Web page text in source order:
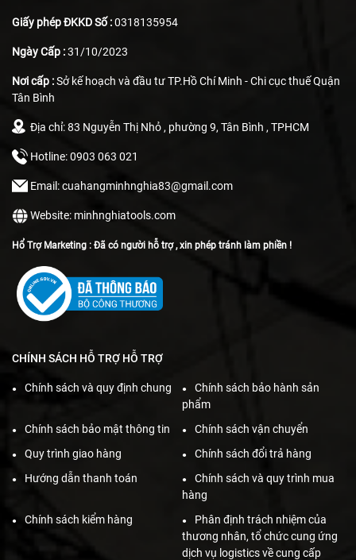
Giấy phép ĐKKD Số :0318135954
Ngày Cấp :31/10/2023
Nơi cấp :Sở kế hoạch và đầu tư TP.Hồ Chí Minh - Chi cục thuế Quận
Tân Bình
Địa chỉ: 83 Nguyễn Thị Nhỏ , phường 9, Tân Bình , TPHCM
Hotline: 0903 063 021
Email: cuahangminhnghia83@gmail.com
Website: minhnghiatools.com
Hổ Trợ Marketing : Đã có người hỗ trợ , xin phép tránh làm phiền !
CHÍNH SÁCH HỖ TRỢ HỖ TRỢ
Chính sách và quy định chung
Chính sách bảo hành sản
phẩm
Chính sách bảo mật thông tin
Chính sách vận chuyển
Quy trình giao hàng
Chính sách đổi trả hàng
Hướng dẫn thanh toán
Chính sách và quy trình mua
hàng
Chính sách kiểm hàng
Phân định trách nhiệm của
thương nhân, tổ chức cung ứng
dịch vụ logistics về cung cấp